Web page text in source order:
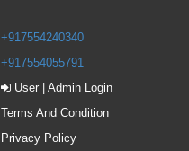
+917554240340
+917554055791
User | Admin Login
Terms And Condition
Privacy Policy